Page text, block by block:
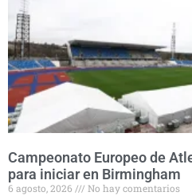
Campeonato Europeo de
para iniciar en Birmingham
6 agosto, 2026 No hay comentarios